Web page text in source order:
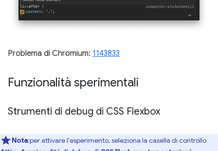
Problema di Chromium: 1143833
Funzionalità sperimentali
Strumenti di debug di CSS Flexbox
Nota:per attivare l'esperimento, seleziona la casella di controllo